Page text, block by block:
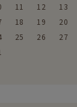
11 12 13
18 19 20
25 26 27